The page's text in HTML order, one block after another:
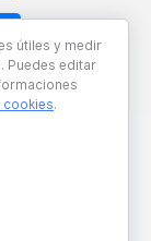
útiles y medir
Puedes editar
cookies.